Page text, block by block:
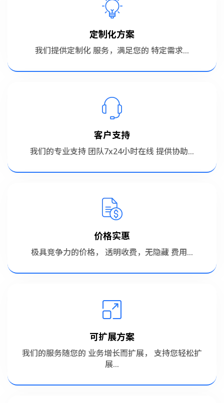
定制化方案
我们提供定制化 服务，满足您的 特定需求...
客户支持
我们的专业支持 团队7x24小时在线 提供协助...
价格实惠
极具竞争力的价格， 透明收费，无隐藏 费用...
可扩展方案
我们的服务随您的 业务增长而扩展， 支持您轻松扩
展...